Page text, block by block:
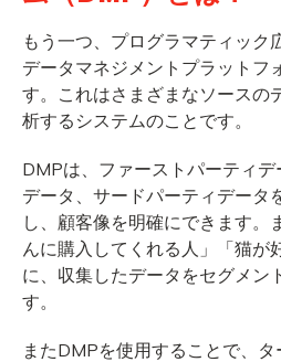
もう一つ、プログラマティック
データマネジメントプラットフ
す。これはさまざまなソースの
析するシステムのことです。
DMPは、ファーストパーティ
データ、サードパーティデータ
し、顧客像を明確にできます。
んに購入してくれる人」「猫が
に、収集したデータをセグメン
す。
またDMPを使用することで、